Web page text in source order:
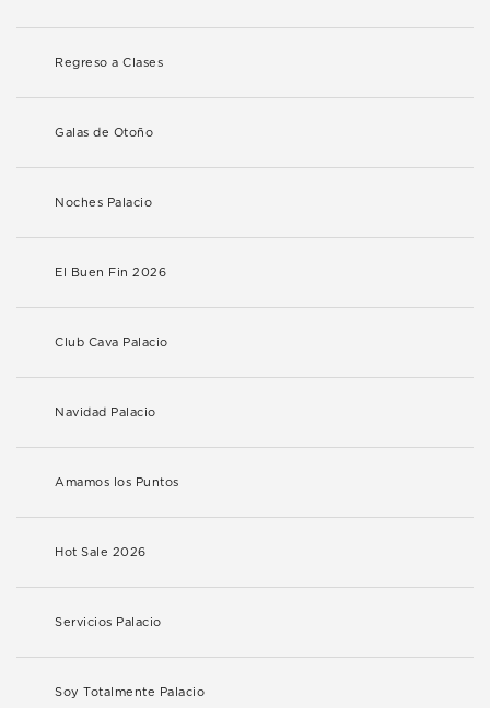
Regreso a Clases
Galas de Otoño
Noches Palacio
El Buen Fin 2026
Club Cava Palacio
Navidad Palacio
Amamos los Puntos
Hot Sale 2026
Servicios Palacio
Soy Totalmente Palacio